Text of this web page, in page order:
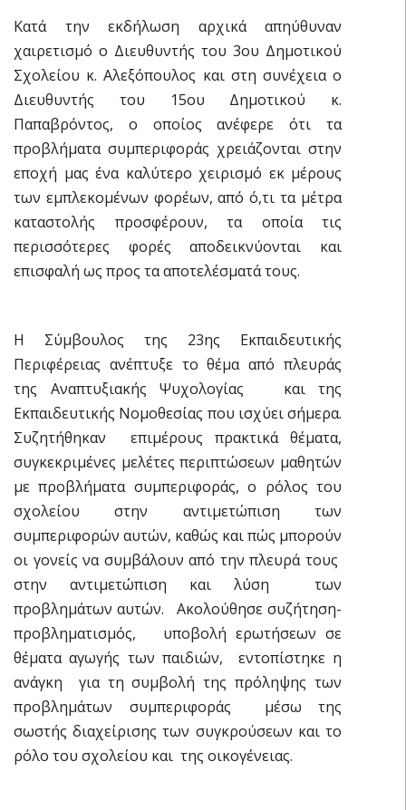
Κατά την εκδήλωση αρχικά απηύθυναν
χαιρετισμό ο Διευθυντής του 3ου Δημοτικού
Σχολείου κ. Αλεξόπουλος και στη συνέχεια ο
Διευθυντής του 15ου Δημοτικού κ.
Παπαβρόντος, ο οποίος ανέφερε ότι τα
προβλήματα συμπεριφοράς χρειάζονται στην
εποχή μας ένα καλύτερο χειρισμό εκ μέρους
των εμπλεκομένων φορέων, από ό,τι τα μέτρα
καταστολής προσφέρουν, τα οποία τις
περισσότερες φορές αποδεικνύονται και
επισφαλή ως προς τα αποτελέσματά τους.
Η Σύμβουλος της 23ης Εκπαιδευτικής
Περιφέρειας ανέπτυξε το θέμα από πλευράς
της Αναπτυξιακής Ψυχολογίας και της
Εκπαιδευτικής Νομοθεσίας που ισχύει σήμερα.
Συζητήθηκαν επιμέρους πρακτικά θέματα,
συγκεκριμένες μελέτες περιπτώσεων μαθητών
με προβλήματα συμπεριφοράς, ο ρόλος του
σχολείου στην αντιμετώπιση των
συμπεριφορών αυτών, καθώς και πώς μπορούν
οι γονείς να συμβάλουν από την πλευρά τους
στην αντιμετώπιση και λύση των
προβλημάτων αυτών. Ακολούθησε συζήτηση-
προβληματισμός, υποβολή ερωτήσεων σε
θέματα αγωγής των παιδιών, εντοπίστηκε η
ανάγκη για τη συμβολή της πρόληψης των
προβλημάτων συμπεριφοράς μέσω της
σωστής διαχείρισης των συγκρούσεων και το
ρόλο του σχολείου και της οικογένειας.